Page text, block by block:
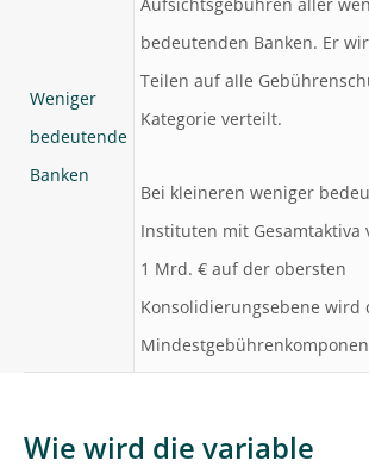
Weniger
bedeutende
Banken
Aufsichtsgebühren aller
bedeutenden Banken. Er
Teilen auf alle
Kategorie verteilt.
Bei kleineren weniger
Instituten mit Gesamtaktiva
1 Mrd. € auf der obersten
Konsolidierungsebene wird
Wie wird die variable